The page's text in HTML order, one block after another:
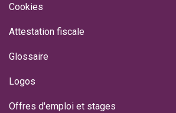
Cookies
Attestation fiscale
Glossaire
Logos
Offres d'emploi et stages